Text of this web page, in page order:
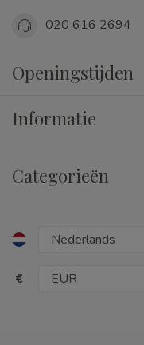
020 616 2694
Openingstijden
Informatie
Categorieën
€